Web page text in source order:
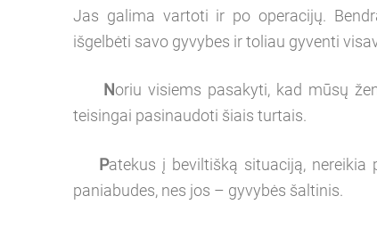
Jas galima vartoti ir po operacijų.
išgelbėti savo gyvybes ir toliau gyventi
Noriu visiems pasakyti, kad mūsų
teisingai pasinaudoti šiais turtais.
Patekus į beviltišką situaciją,
paniabudes, nes jos – gyvybės šaltinis.